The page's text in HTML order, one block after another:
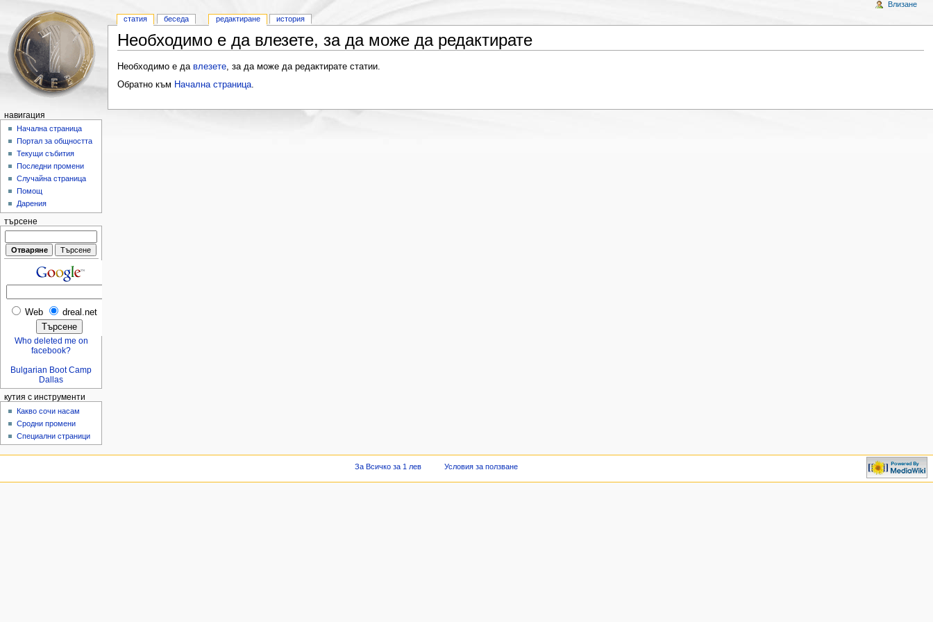
Необходимо е да влезете, за да може да редактирате
Необходимо е да влезете, за да може да редактирате статии.
Обратно към Начална страница.
статия беседа редактиране история
Влизане
навигация
Начална страница
Портал за общността
Текущи събития
Последни промени
Случайна страница
Помощ
Дарения
търсене
Web dreal.net
Who deleted me on
facebook?
Bulgarian Boot Camp
Dallas
кутия с инструменти
Какво сочи насам
Сродни промени
Специални страници
За Всичко за 1 лев Условия за ползване